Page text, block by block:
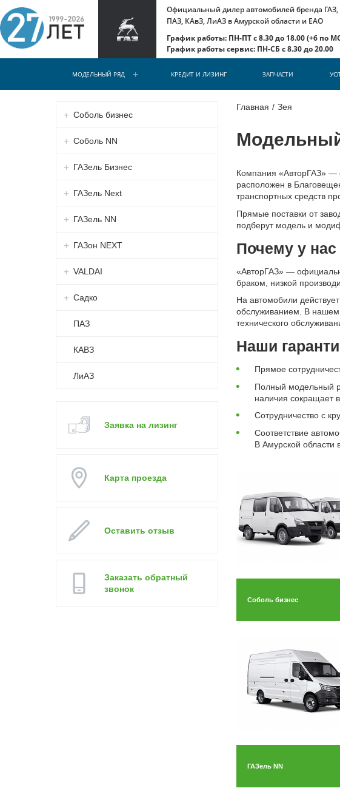
Официальный дилер автомобилей бренда ГАЗ,
ПАЗ, КАвЗ, ЛиАЗ в Амурской области и ЕАО
График работы: ПН-ПТ с 8.30 до 18.00 (+6 по
График работы сервис: ПН-СБ с 8.30 до 20.00
МОДЕЛЬНЫЙ РЯД КРЕДИТ И ЛИЗИНГ ЗАПЧАСТИ
Главная / Зея
Соболь бизнес
Соболь NN
ГАЗель Бизнес
ГАЗель Next
ГАЗель NN
ГАЗон NEXT
VALDAI
Садко
ПАЗ
КАВЗ
ЛиАЗ
Заявка на лизинг
Карта проезда
Оставить отзыв
Заказать обратный
звонок
Компания «АвторГАЗ» —
расположен в
транспортных средств
Прямые поставки от
подберут модель и
Почему у
«АвторГАЗ» —
браком, низкой
На автомобили
обслуживанием. В нашем
технического
Наши
Прямое
Полный модельный
наличия сокращает
Сотрудничество с
Соответствие
В Амурской области
Соболь бизнес
ГАЗель NN